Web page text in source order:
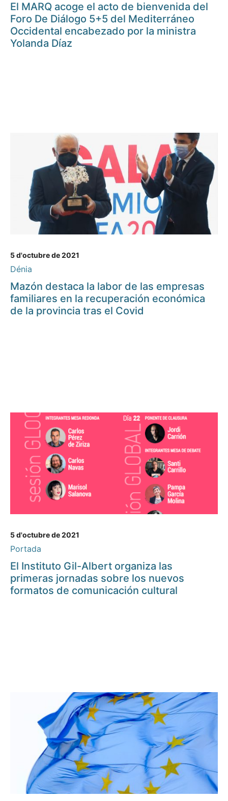
El MARQ acoge el acto de bienvenida del
Foro De Diálogo 5+5 del Mediterráneo
Occidental encabezado por la ministra
Yolanda Díaz
5 d'octubre de 2021
Dénia
Mazón destaca la labor de las empresas
familiares en la recuperación económica
de la provincia tras el Covid
5 d'octubre de 2021
Portada
El Instituto Gil-Albert organiza las
primeras jornadas sobre los nuevos
formatos de comunicación cultural